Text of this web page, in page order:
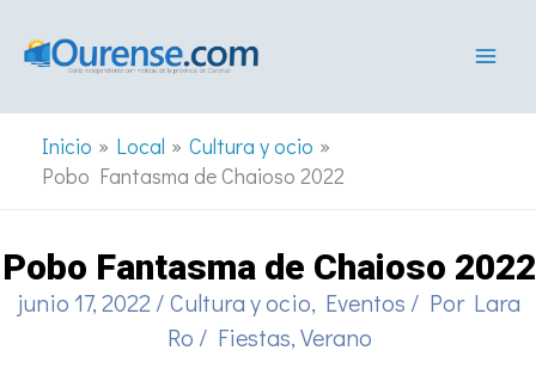
Inicio Local
Cultura y ocio
Pobo Fantasma de Chaioso 2022
Pobo Fantasma de Chaioso 2022
junio 17, 2022 /Cultura y ocio, Eventos / Por Lara
Ro / Fiestas,Verano